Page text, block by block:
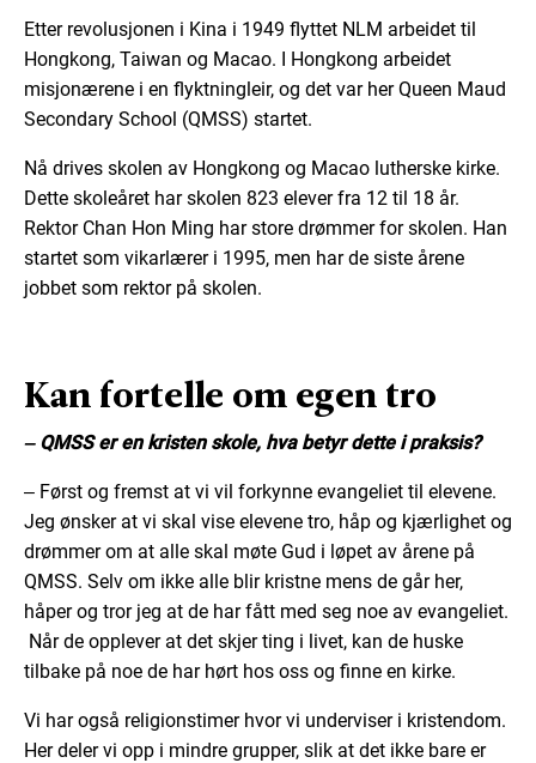
Etter revolusjonen i Kina i 1949 flyttet NLM arbeidet til
Hongkong, Taiwan og Macao. I Hongkong arbeidet
misjonærene i en flyktningleir, og det var her Queen Maud
Secondary School (QMSS) startet.
Nå drives skolen av Hongkong og Macao lutherske kirke.
Dette skoleåret har skolen 823 elever fra 12 til 18 år.
Rektor Chan Hon Ming har store drømmer for skolen. Han
startet som vikarlærer i 1995, men har de siste årene
jobbet som rektor på skolen.
Kan fortelle om egen tro
‒ QMSS er en kristen skole, hva betyr dette i praksis?
‒ Først og fremst at vi vil forkynne evangeliet til elevene.
Jeg ønsker at vi skal vise elevene tro, håp og kjærlighet og
drømmer om at alle skal møte Gud i løpet av årene på
QMSS. Selv om ikke alle blir kristne mens de går her,
håper og tror jeg at de har fått med seg noe av evangeliet.
Når de opplever at det skjer ting i livet, kan de huske
tilbake på noe de har hørt hos oss og finne en kirke.
Vi har også religionstimer hvor vi underviser i kristendom.
Her deler vi opp i mindre grupper, slik at det ikke bare er